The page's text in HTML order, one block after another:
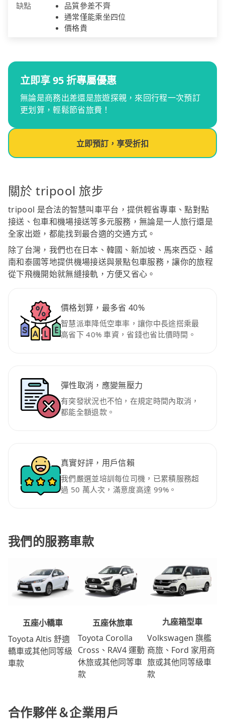
缺點
品質參差不齊
通常僅能乘坐四位
價格貴
立即享 95 折專屬優惠
無論是商務出差還是旅遊探親，來回行程一次預訂
更划算，輕鬆節省旅費！
立即預訂，享受折扣
關於 tripool 旅步
tripool 是合法的智慧叫車平台，提供輕省專車、點對點
接送、包車和機場接送等多元服務，無論是一人旅行還是
全家出遊，都能找到最合適的交通方式。
除了台灣，我們也在日本、韓國、新加坡、馬來西亞、越
南和泰國等地提供機場接送與景點包車服務，讓你的旅程
從下飛機開始就無縫接軌，方便又省心。
價格划算，最多省 40%
智慧派車降低空車率，讓你中長途搭乘最
高省下 40% 車資，省錢也省比價時間。
彈性取消，應變無壓力
有突發狀況也不怕，在規定時間內取消，
都能全額退款。
真實好評，用戶信賴
我們嚴選並培訓每位司機，已累積服務超
過 50 萬人次，滿意度高達 99%。
我們的服務車款
五座小轎車
Toyota Altis 舒適
轎車或其他同等級
車款
五座休旅車
Toyota Corolla
Cross、RAV4 運動
休旅或其他同等車
款
九座箱型車
Volkswagen 旗艦
商旅、Ford 家用商
旅或其他同等級車
款
合作夥伴＆企業用戶